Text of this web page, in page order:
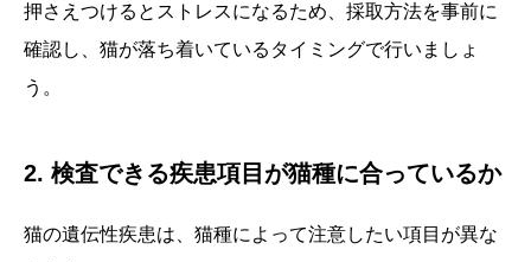
押さえつけるとストレスになるため、採取方法を事前に
確認し、猫が落ち着いているタイミングで行いましょ
う。
2. 検査できる疾患項目が猫種に合っているか
猫の遺伝性疾患は、猫種によって注意したい項目が異な